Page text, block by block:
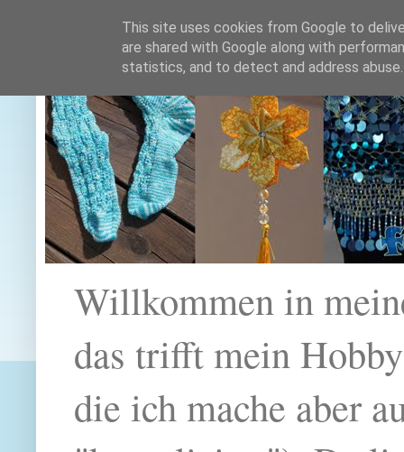
Willkommen in
das trifft mein
die ich mache aber
This site uses cookies from Google to
are shared with Google along with
statistics, and to detect and address abuse.